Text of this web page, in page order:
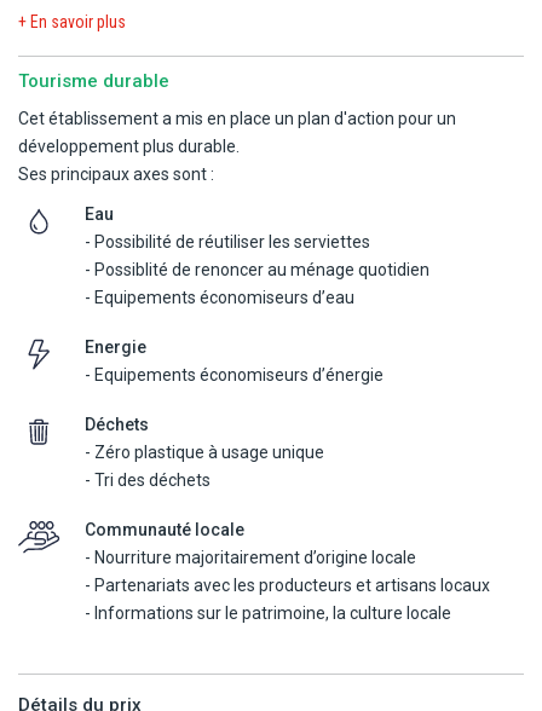
A proximité :
- Plage Jabillo (600 m)
- Centre de plongée "Aquatis Diving Lanzarote" (700 m).
- Aquarium Lanzarote (1 km).
- Piscine olympique Barcelo Lanzarote Resort (2,7 km)
+ En savoir plus
Tourisme durable
Cet établissement a mis en place un plan d'action pour un
développement plus durable.
Ses principaux axes sont :
Eau
- Possibilité de réutiliser les serviettes
- Possiblité de renoncer au ménage quotidien
- Equipements économiseurs d’eau
Energie
- Equipements économiseurs d’énergie
Déchets
- Zéro plastique à usage unique
- Tri des déchets
Communauté locale
- Nourriture majoritairement d’origine locale
- Partenariats avec les producteurs et artisans locaux
- Informations sur le patrimoine, la culture locale
Détails du prix